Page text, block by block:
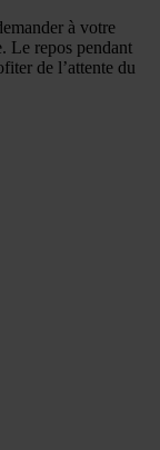
à votre
Le repos pendant
de l’attente du